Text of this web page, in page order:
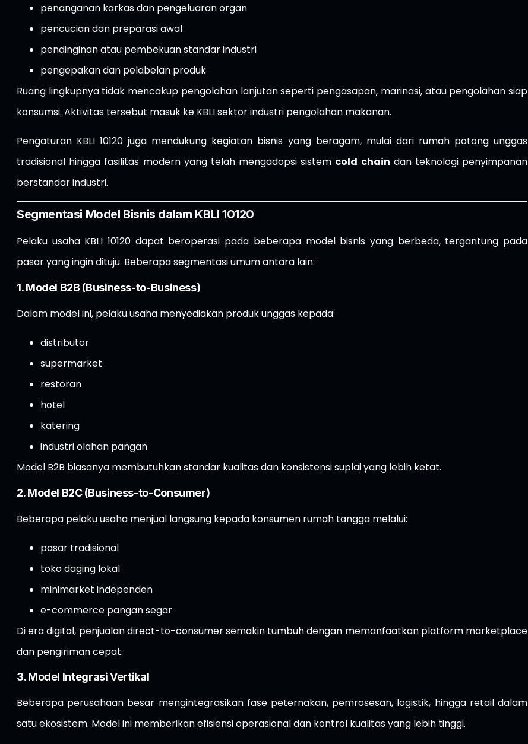
penanganan karkas dan pengeluaran organ
pencucian dan preparasi awal
pendinginan atau pembekuan standar industri
pengepakan dan pelabelan produk
Ruang lingkupnya tidak mencakup pengolahan lanjutan seperti pengasapan, marinasi, atau pengolahan siap
konsumsi. Aktivitas tersebut masuk ke KBLI sektor industri pengolahan makanan.
Pengaturan KBLI 10120 juga mendukung kegiatan bisnis yang beragam, mulai dari rumah potong unggas
tradisional hingga fasilitas modern yang telah mengadopsi sistem cold chain dan teknologi penyimpanan
berstandar industri.
Segmentasi Model Bisnis dalam KBLI 10120
Pelaku usaha KBLI 10120 dapat beroperasi pada beberapa model bisnis yang berbeda, tergantung pada
pasar yang ingin dituju. Beberapa segmentasi umum antara lain:
1. Model B2B (Business-to-Business)
Dalam model ini, pelaku usaha menyediakan produk unggas kepada:
distributor
supermarket
restoran
hotel
katering
industri olahan pangan
Model B2B biasanya membutuhkan standar kualitas dan konsistensi suplai yang lebih ketat.
2. Model B2C (Business-to-Consumer)
Beberapa pelaku usaha menjual langsung kepada konsumen rumah tangga melalui:
pasar tradisional
toko daging lokal
minimarket independen
e-commerce pangan segar
Di era digital, penjualan direct-to-consumer semakin tumbuh dengan memanfaatkan platform marketplace
dan pengiriman cepat.
3. Model Integrasi Vertikal
Beberapa perusahaan besar mengintegrasikan fase peternakan, pemrosesan, logistik, hingga retail dalam
satu ekosistem. Model ini memberikan efisiensi operasional dan kontrol kualitas yang lebih tinggi.